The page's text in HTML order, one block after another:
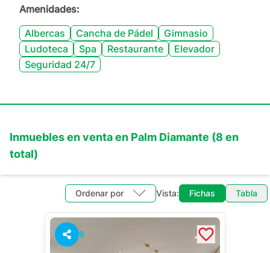
Amenidades:
Albercas
Cancha de Pádel
Gimnasio
Ludoteca
Spa Restaurante
Elevador
Seguridad 24/7
Inmuebles enventaen Palm Diamante (8 en
total)
Ordenar por Vista: Fichas Tabla
9